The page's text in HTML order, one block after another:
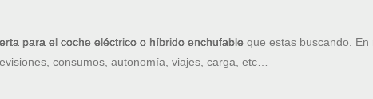
para el coche eléctrico o híbrido enchufable que estas buscando. En
consumos, autonomía, viajes, carga, etc…